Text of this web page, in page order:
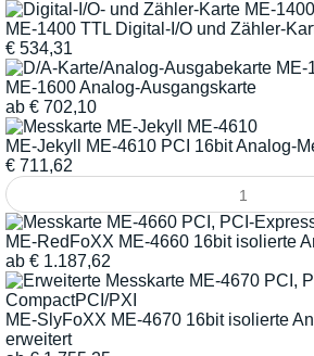
ME-1400 TTL Digital-I/O und Zähler-
€ 534,31
ME-1600 Analog-Ausgangskarte
ab € 702,10
ME-Jekyll ME-4610 PCI 16bit Analog-
€ 711,62
ME-RedFoXX ME-4660 16bit isolierte
ab € 1.187,62
ME-SlyFoXX ME-4670 16bit isolierte
erweitert